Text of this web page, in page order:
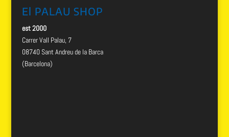
El PALAU SHOP
est 2000
Carrer Vall Palau, 7
08740 Sant Andreu de la Barca
(Barcelona)